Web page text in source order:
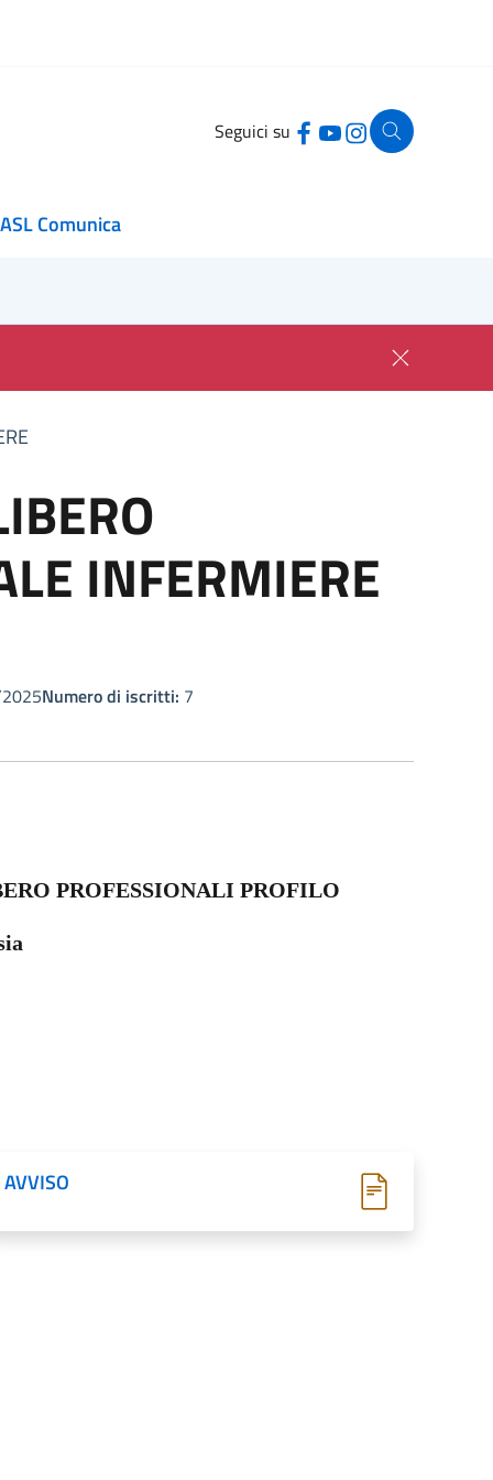
Seguici su
ASL Comunica
INFERMIERE
Numero di iscritti: 7
PROFESSIONALI PROFILO
AVVISO